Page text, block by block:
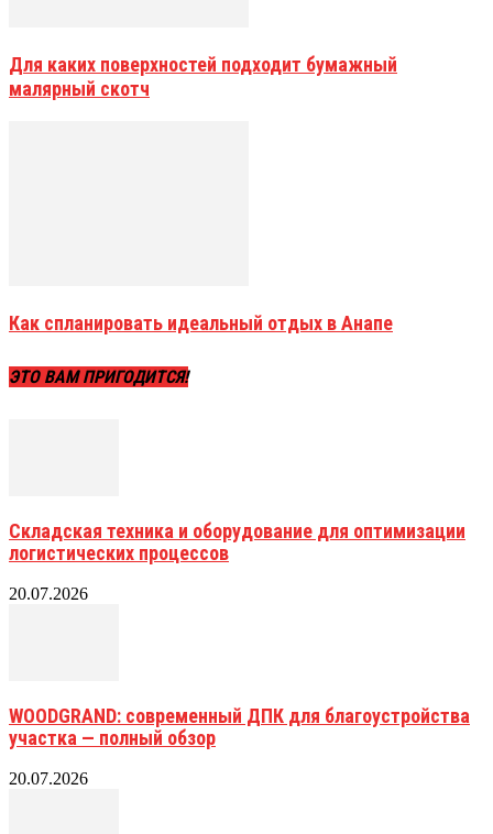
Для каких поверхностей подходит бумажный
малярный скотч
Как спланировать идеальный отдых в Анапе
ЭТО ВАМ ПРИГОДИТСЯ!
Складская техника и оборудование для оптимизации
логистических процессов
20.07.2026
WOODGRAND: современный ДПК для благоустройства
участка — полный обзор
20.07.2026